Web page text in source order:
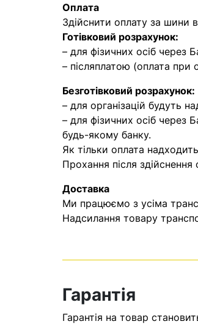
Оплата
Здійснити оплату за
Готівковий розрахунок:
– для фізичних осіб через
– післяплатою (оплата при
Безготівковий розрахунок:
– для організацій будуть
– для фізичних осіб через
будь-якому банку.
Як тільки оплата
Прохання після
Доставка
Ми працюємо з усіма
Надсилання товару
Гарантія
Гарантія на товар